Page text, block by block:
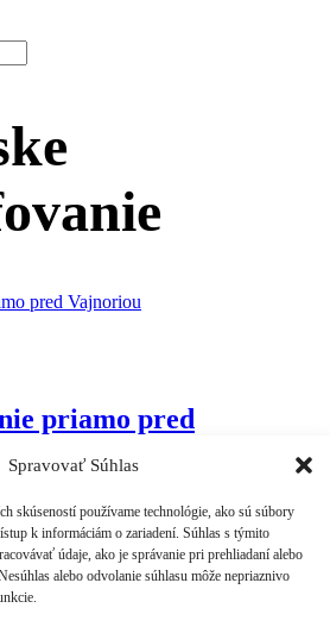
Spravovať Súhlas
skúseností používame technológie, ako sú súbory
k informáciám o zariadení. Súhlas s týmito
údaje, ako je správanie pri prehliadaní alebo
alebo odvolanie súhlasu môže nepriaznivo
priamo pred